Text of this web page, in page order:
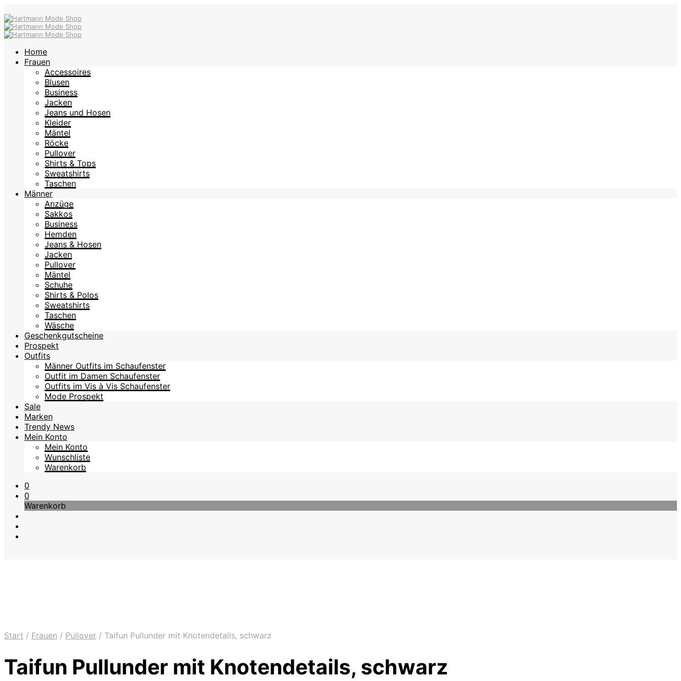
Home
Frauen
Accessoires
Blusen
Business
Jacken
Jeans und Hosen
Kleider
Mäntel
Röcke
Pullover
Shirts & Tops
Sweatshirts
Taschen
Männer
Anzüge
Sakkos
Business
Hemden
Jeans & Hosen
Jacken
Pullover
Mäntel
Schuhe
Shirts & Polos
Sweatshirts
Taschen
Wäsche
Geschenkgutscheine
Prospekt
Outfits
Männer Outfits im Schaufenster
Outfit im Damen Schaufenster
Outfits im Vis à Vis Schaufenster
Mode Prospekt
Sale
Marken
Trendy News
Mein Konto
Mein Konto
Wunschliste
Warenkorb
0
0
Warenkorb
Start / Frauen / Pullover / Taifun Pullunder mit Knotendetails, schwarz
Taifun Pullunder mit Knotendetails, schwarz